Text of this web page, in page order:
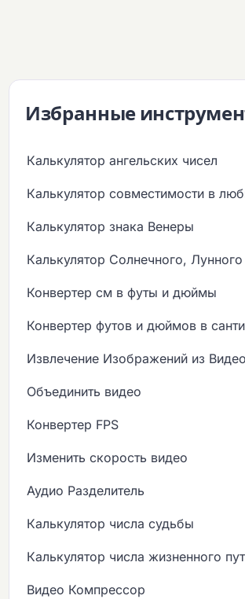
Избранные
Калькулятор ангельских чисел
Калькулятор совместимости в
Калькулятор знака Венеры
Калькулятор Солнечного,
Конвертер см в футы и дюймы
Конвертер футов и дюймов в
Извлечение Изображений из Видео
Объединить видео
Конвертер FPS
Изменить скорость видео
Аудио Разделитель
Калькулятор числа судьбы
Калькулятор числа жизненного
Видео Компрессор